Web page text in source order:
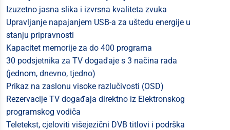
Izuzetno jasna slika i izvrsna kvaliteta zvuka
Upravljanje napajanjem USB-a za uštedu energije u
stanju pripravnosti
Kapacitet memorije za do 400 programa
30 podsjetnika za TV događaje s 3 načina rada
(jednom, dnevno, tjedno)
Prikaz na zaslonu visoke razlučivosti (OSD)
Rezervacije TV događaja direktno iz Elektronskog
programskog vodiča
Teletekst, cjeloviti višejezični DVB titlovi i podrška